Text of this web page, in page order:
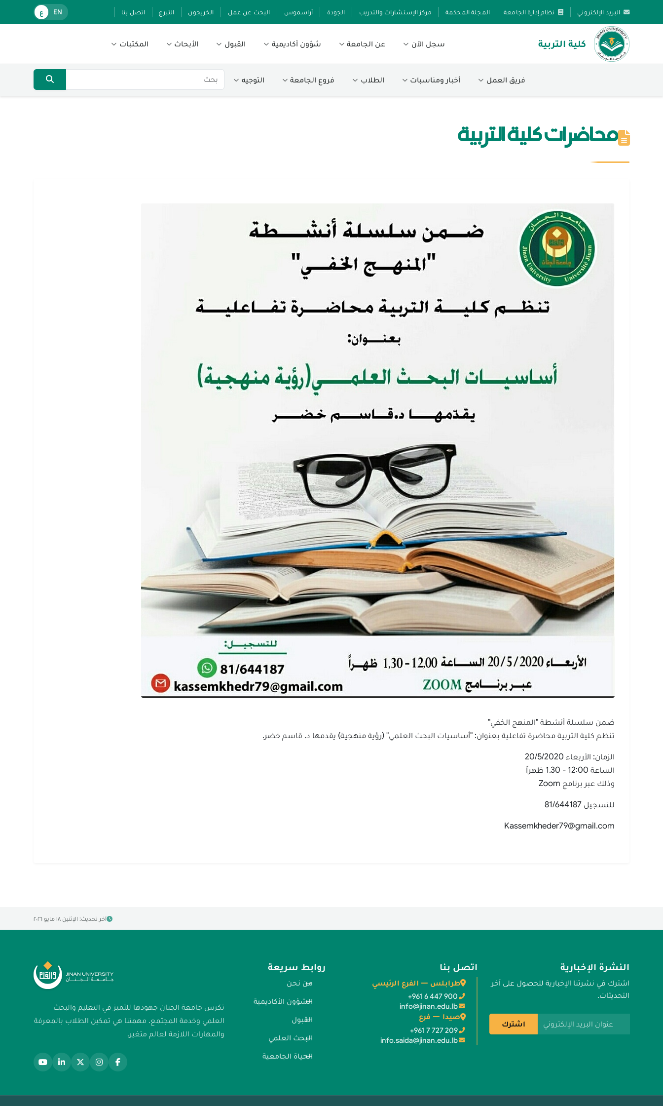
البريد الإلكتروني نظام إدارة الجامعة المجلة المحكمة مركز الإستشارات والتدريب الجودة أراسموس البحث عن عمل الخريجون التبرع اتصل بنا EN ع
كلية التربية سجل الآن عن الجامعة شؤون أكاديمية القبول الأبحاث المكتبات
فريق العمل أخبار ومناسبات الطلاب فروع الجامعة التوجيه
محاضرات كلية التربية
ضمن سلسلة أنشطة "المنهج الخفي"
تنظم كلية التربية محاضرة تفاعلية بعنوان: "أساسيات البحث العلمي" (رؤية منهجية) يقدمها د. قاسم خضر.
الزمان: الأربعاء 20/5/2020
الساعة 12:00 - 1.30 ظهراً
وذلك عبر برنامج Zoom
للتسجيل 81/644187
Kassemkheder79@gmail.com
آخر تحديث: الإثنين ١٨ مايو ٢٠٢٦
تكرس جامعة الجنان جهودها للتميز في التعليم والبحث
العلمي وخدمة المجتمع. مهمتنا هي تمكين الطلاب بالمعرفة
والمهارات اللازمة لعالم متغير.
روابط سريعة
من نحن
الشؤون الأكاديمية
القبول
البحث العلمي
الحياة الجامعية
اتصل بنا
طرابلس — الفرع الرئيسي
+961 6 447 900
info@jinan.edu.lb
صيدا — فرع
+961 7 727 209
info.saida@jinan.edu.lb
النشرة الإخبارية
اشترك في نشرتنا الإخبارية للحصول على آخر
التحديثات.
عنوان البريد الإلكتروني اشترك